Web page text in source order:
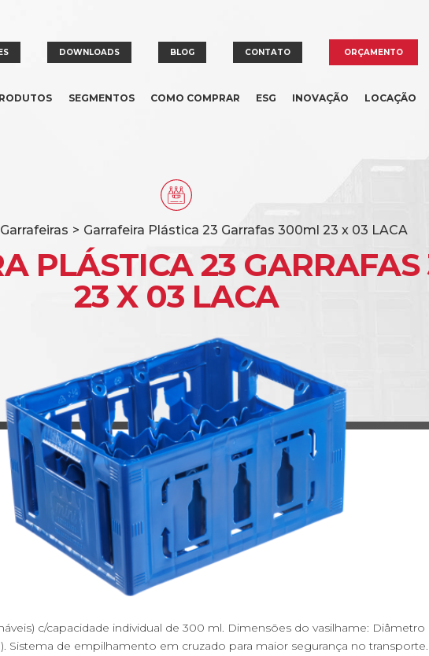
DOWNLOADS BLOG CONTATO ORÇAMENTO
SEGMENTOS COMO COMPRAR ESG INOVAÇÃO LOCAÇÃO
Garrafeiras > Garrafeira Plástica 23 Garrafas 300ml 23 x 03 LACA
PLÁSTICA 23
23 X 03 LACA
c/capacidade individual de 300 ml. Dimensões do vasilhame:
Sistema de empilhamento em cruzado para maior segurança no transporte.